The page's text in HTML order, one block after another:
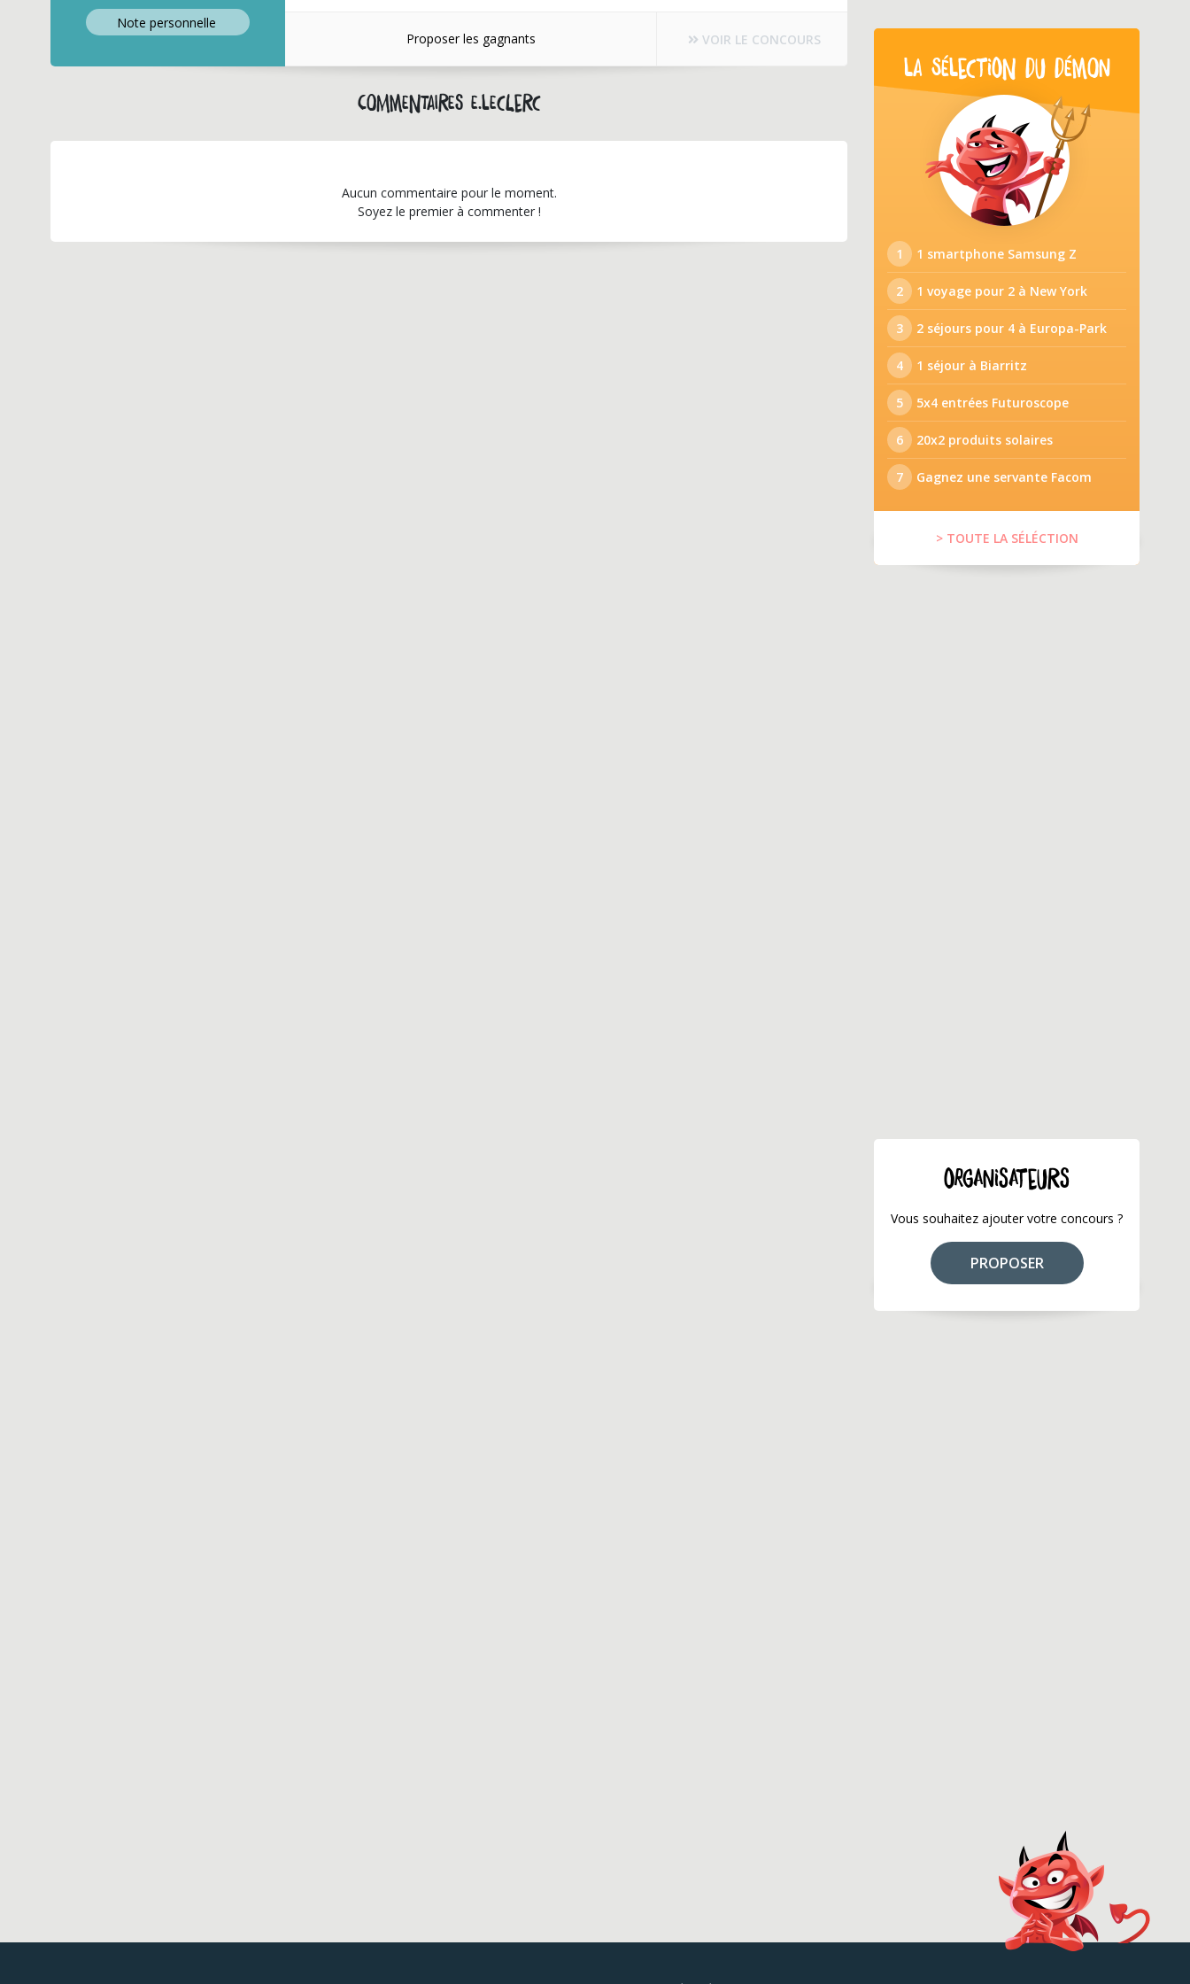
Note personnelle
Proposer les gagnants VOIR LE CONCOURS
Commentaires e.leclerc
Aucun commentaire pour le moment.
Soyez le premier à commenter !
LA SÉLECTION DU DÉMON
1 1 smartphone Samsung Z
2 1 voyage pour 2 à New York
3 2 séjours pour 4 à Europa-Park
4 1 séjour à Biarritz
5 5x4 entrées Futuroscope
6 20x2 produits solaires
7 Gagnez une servante Facom
> TOUTE LA SÉLÉCTION
ORGANISATEURS
Vous souhaitez ajouter votre concours ?
PROPOSER